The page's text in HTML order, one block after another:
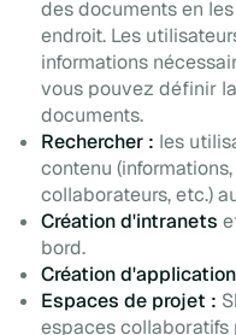
des documents en
endroit. Les
informations
vous pouvez définir
documents.
Rechercher : les
contenu
collaborateurs, etc.)
Création d'intranets
bord.
Création
Espaces de projet :
espaces